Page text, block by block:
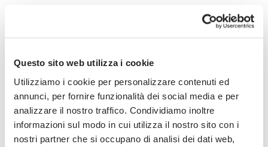
Questo sito web utilizza i cookie
Utilizziamo i cookie per personalizzare contenuti ed
annunci, per fornire funzionalità dei social media e per
analizzare il nostro traffico. Condividiamo inoltre
informazioni sul modo in cui utilizza il nostro sito con i
nostri partner che si occupano di analisi dei dati web,
Rete di
vendita